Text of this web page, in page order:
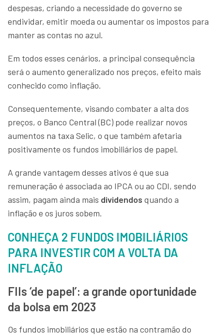
despesas, criando a necessidade do governo se
endividar, emitir moeda ou aumentar os impostos para
manter as contas no azul.
Em todos esses cenários, a principal consequência
será o aumento generalizado nos preços, efeito mais
conhecido como inflação.
Consequentemente, visando combater a alta dos
preços, o Banco Central (BC) pode realizar novos
aumentos na taxa Selic, o que também afetaria
positivamente os fundos imobiliários de papel.
A grande vantagem desses ativos é que sua
remuneração é associada ao IPCA ou ao CDI, sendo
assim, pagam ainda mais dividendos quando a
inflação e os juros sobem.
CONHEÇA 2 FUNDOS IMOBILIÁRIOS
PARA INVESTIR COM A VOLTA DA
INFLAÇÃO
FIIs ‘de papel’: a grande oportunidade
da bolsa em 2023
Os fundos imobiliários que estão na contramão do